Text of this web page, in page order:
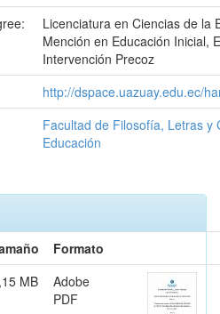
Licenciatura en Ciencias de la
Mención en Educación Inicial,
Intervención Precoz
http://dspace.uazuay.edu.ec/
Facultad de Filosofía, Letras y
Educación
Formato
MB
Adobe
PDF